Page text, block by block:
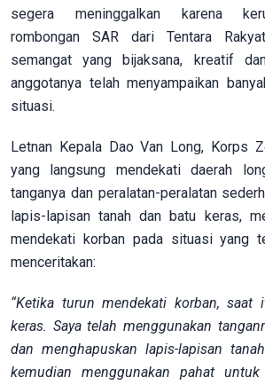
segera meninggalkan karena
rombongan SAR dari Tentara
semangat yang bijaksana, kreatif
anggotanya telah menyampaikan
situasi.
Letnan Kepala Dao Van Long, Korps
yang langsung mendekati daerah
tanganya dan peralatan-peralatan
lapis-lapisan tanah dan batu keras,
mendekati korban pada situasi yang
menceritakan:
“Ketika turun mendekati korban, saat
keras. Saya telah menggunakan
dan menghapuskan lapis-lapisan
kemudian menggunakan pahat